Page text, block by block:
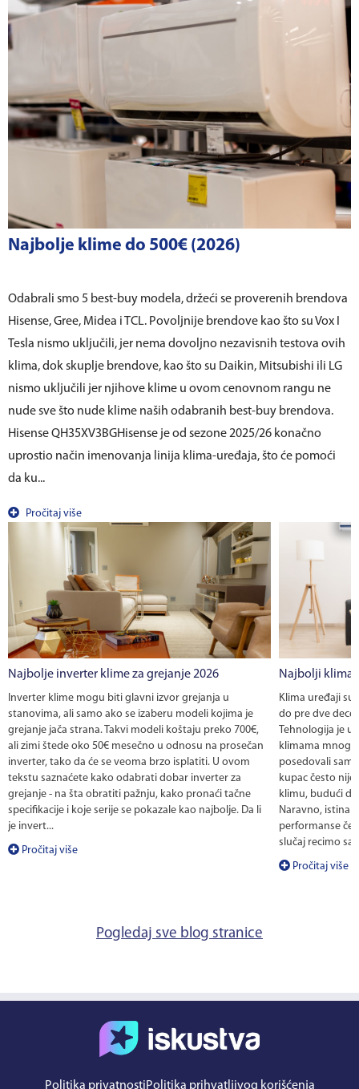
Najbolje klime do 500€ (2026)
Odabrali smo 5 best-buy modela, držeći se proverenih brendova
Hisense, Gree, Midea i TCL. Povoljnije brendove kao što su Vox I
Tesla nismo uključili, jer nema dovoljno nezavisnih testova ovih
klima, dok skuplje brendove, kao što su Daikin, Mitsubishi ili LG
nismo uključili jer njihove klime u ovom cenovnom rangu ne
nude sve što nude klime naših odabranih best-buy brendova.
Hisense QH35XV3BGHisense je od sezone 2025/26 konačno
uprostio način imenovanja linija klima-uređaja, što će pomoći
da ku...
Pročitaj više
Najbolje inverter klime za grejanje 2026
Inverter klime mogu biti glavni izvor grejanja u
stanovima, ali samo ako se izaberu modeli kojima je
grejanje jača strana. Takvi modeli koštaju preko 700€,
ali zimi štede oko 50€ mesečno u odnosu na prosečan
inverter, tako da će se veoma brzo isplatiti. U ovom
tekstu saznaćete kako odabrati dobar inverter za
grejanje - na šta obratiti pažnju, kako pronaći tačne
specifikacije i koje serije se pokazale kao najbolje. Da li
je invert...
Pročitaj više
Najbolji klima
Klima uređaji
do pre dve
Tehnologija je u
klimama
posedovali
kupac često
klimu, budući
Naravno, istina
performanse
slučaj recimo sa
Pročitaj više
Pogledaj sve blog stranice
Politika privatnostiPolitika prihvatljivog korišćenja